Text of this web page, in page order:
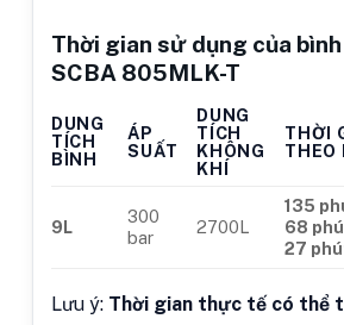
Thời gian sử dụng của
SCBA 805MLK-T
DUNG
TÍCH
BÌNH
ÁP
SUẤT
DUNG
TÍCH
KHÔNG
KHÍ
THỜI
THEO
9L
300
bar
2700L
135
68
27
Lưu ý: Thời gian thực tế có thể